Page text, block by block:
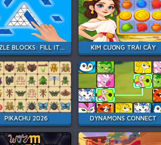
PUZZLE BLOCKS: FILL IT COMPLETELY KIM CƯƠNG TRÁI CÂY
PIKACHU 2026 DYNAMONS CONNECT